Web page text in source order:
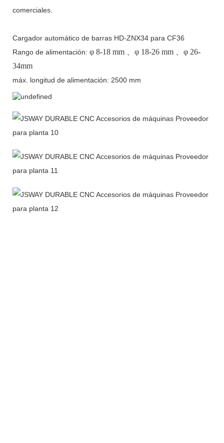
comerciales.
Cargador automático de barras HD-ZNX34 para CF36
Rango de alimentación: φ 8-18 mm 、φ 18-26 mm 、φ 26-
34mm
máx. longitud de alimentación: 2500 mm